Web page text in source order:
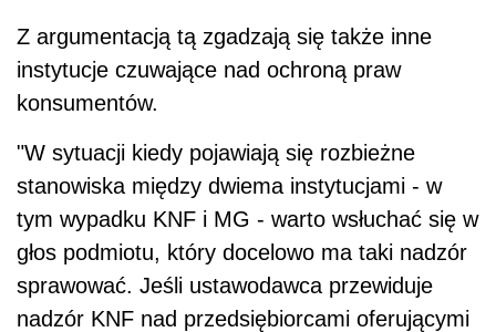
Z argumentacją tą zgadzają się także inne
instytucje czuwające nad ochroną praw
konsumentów.
"W sytuacji kiedy pojawiają się rozbieżne
stanowiska między dwiema instytucjami - w
tym wypadku KNF i MG - warto wsłuchać się w
głos podmiotu, który docelowo ma taki nadzór
sprawować. Jeśli ustawodawca przewiduje
nadzór KNF nad przedsiębiorcami oferującymi